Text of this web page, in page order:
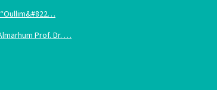
Prof. Dr. …